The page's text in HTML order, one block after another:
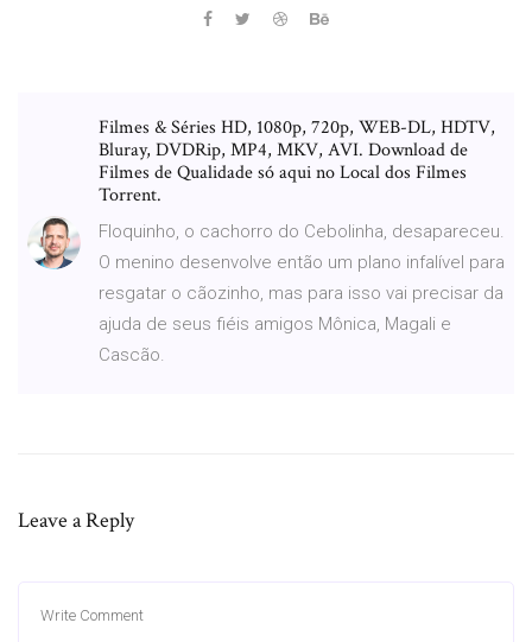
Filmes & Séries HD, 1080p, 720p, WEB-DL, HDTV,
Bluray, DVDRip, MP4, MKV, AVI. Download de
Filmes de Qualidade só aqui no Local dos Filmes
Torrent.
Floquinho, o cachorro do Cebolinha, desapareceu.
O menino desenvolve então um plano infalível para
resgatar o cãozinho, mas para isso vai precisar da
ajuda de seus fiéis amigos Mônica, Magali e
Cascão.
Leave a Reply